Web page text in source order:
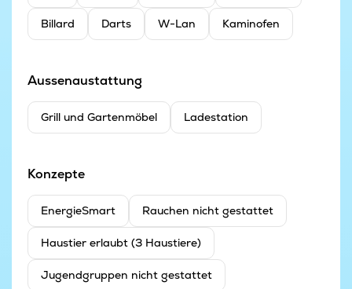
Billard Darts W-Lan Kaminofen
Aussenaustattung
Grill und Gartenmöbel Ladestation
Konzepte
EnergieSmart Rauchen nicht gestattet
Haustier erlaubt (3 Haustiere)
Jugendgruppen nicht gestattet